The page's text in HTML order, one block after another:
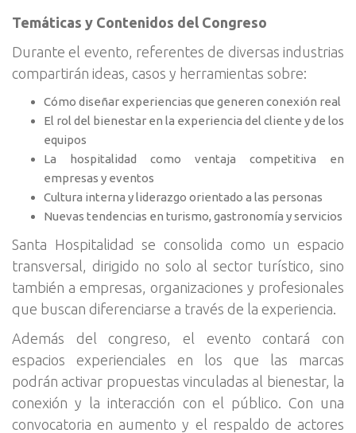
Temáticas y Contenidos del Congreso
Durante el evento, referentes de diversas industrias
compartirán ideas, casos y herramientas sobre:
Cómo diseñar experiencias que generen conexión real
El rol del bienestar en la experiencia del cliente y de los
equipos
La hospitalidad como ventaja competitiva en
empresas y eventos
Cultura interna y liderazgo orientado a las personas
Nuevas tendencias en turismo, gastronomía y servicios
Santa Hospitalidad se consolida como un espacio
transversal, dirigido no solo al sector turístico, sino
también a empresas, organizaciones y profesionales
que buscan diferenciarse a través de la experiencia.
Además del congreso, el evento contará con
espacios experienciales en los que las marcas
podrán activar propuestas vinculadas al bienestar, la
conexión y la interacción con el público. Con una
convocatoria en aumento y el respaldo de actores